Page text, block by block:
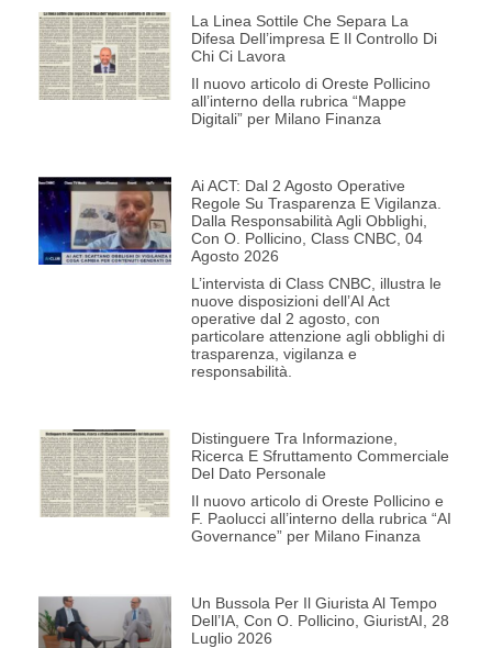
La Linea Sottile Che Separa La
Difesa Dell’impresa E Il Controllo Di
Chi Ci Lavora
Il nuovo articolo di Oreste Pollicino
all’interno della rubrica “Mappe
Digitali” per Milano Finanza
Ai ACT: Dal 2 Agosto Operative
Regole Su Trasparenza E Vigilanza.
Dalla Responsabilità Agli Obblighi,
Con O. Pollicino, Class CNBC, 04
Agosto 2026
L’intervista di Class CNBC, illustra le
nuove disposizioni dell’AI Act
operative dal 2 agosto, con
particolare attenzione agli obblighi di
trasparenza, vigilanza e
responsabilità.
Distinguere Tra Informazione,
Ricerca E Sfruttamento Commerciale
Del Dato Personale
Il nuovo articolo di Oreste Pollicino e
F. Paolucci all’interno della rubrica “AI
Governance” per Milano Finanza
Un Bussola Per Il Giurista Al Tempo
Dell’IA, Con O. Pollicino, GiuristAI, 28
Luglio 2026